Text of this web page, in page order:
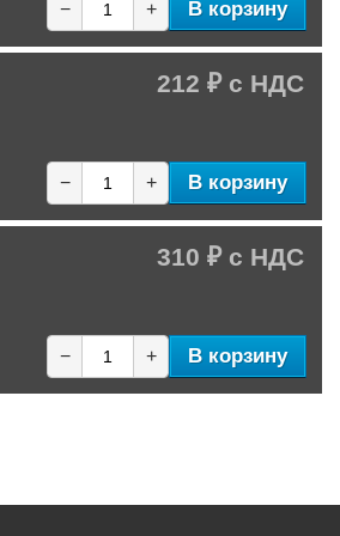
− + В корзину
212 ₽
− + В корзину
310 ₽
− + В корзину